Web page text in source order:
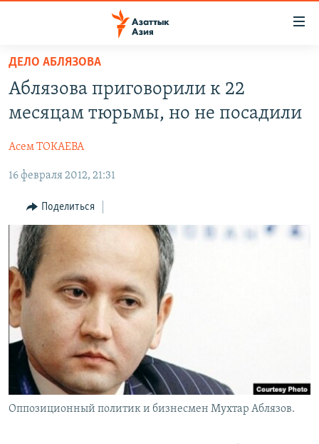
Вернуться
основному
содержанию
навигации
Вернутся
поиску
ЦЕНТРАЛЬНАЯ АЗИЯ
УЗБЕКИСТАН
ТАДЖИКИСТАН
ВОЙНА В УКРАИНЕ
НА ДРУГИХ ЯЗЫКАХ
ҚАЗАҚША
КЫРГЫЗЧА
ЎЗБЕКЧА
ТОҶИКӢ
TÜRKMENÇE
Все сайты РСЕ/РС
ДЕЛО АБЛЯЗОВА
Аблязова приговорили к 22
месяцам тюрьмы, но не посадили
Асем ТОКАЕВА
16 февраля 2012, 21:31
Поделиться
Оппозиционный политик и бизнесмен Мухтар Аблязов.